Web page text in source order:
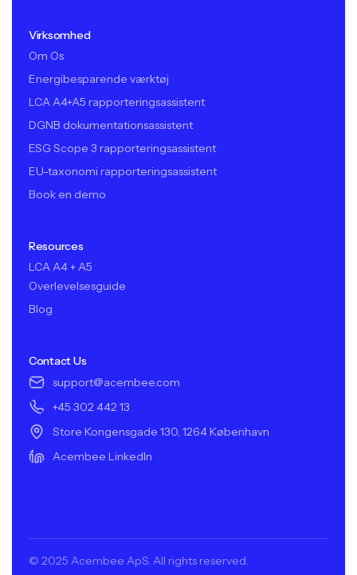
Virksomhed
Om Os
Energibesparende værktøj
LCA A4+A5 rapporteringsassistent
DGNB dokumentationsassistent
ESG Scope 3 rapporteringsassistent
EU-taxonomi rapporteringsassistent
Book en demo
Resources
LCA A4 + A5
Overlevelsesguide
Blog
Contact Us
support@acembee.com
+45 302 442 13
Store Kongensgade 130, 1264 København
Acembee LinkedIn
© 2025 Acembee ApS. All rights reserved.